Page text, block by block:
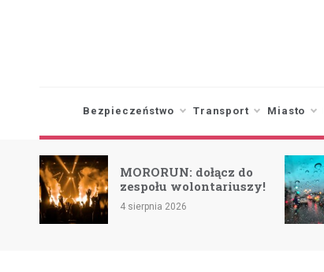
Bezpieczeństwo Transport Miasto
MORORUN: dołącz do
zespołu wolontariuszy!
4 sierpnia 2026